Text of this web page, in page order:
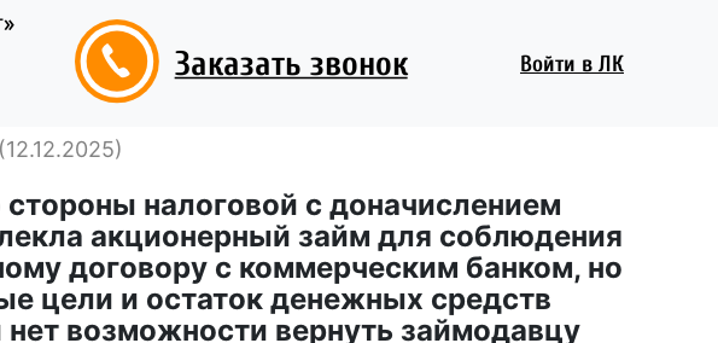
Заказать звонок Войти в ЛК
налоговой с доначислением
акционерный займ для соблюдения
договору с коммерческим банком, но
цели и остаток денежных средств
возможности вернуть займодавцу